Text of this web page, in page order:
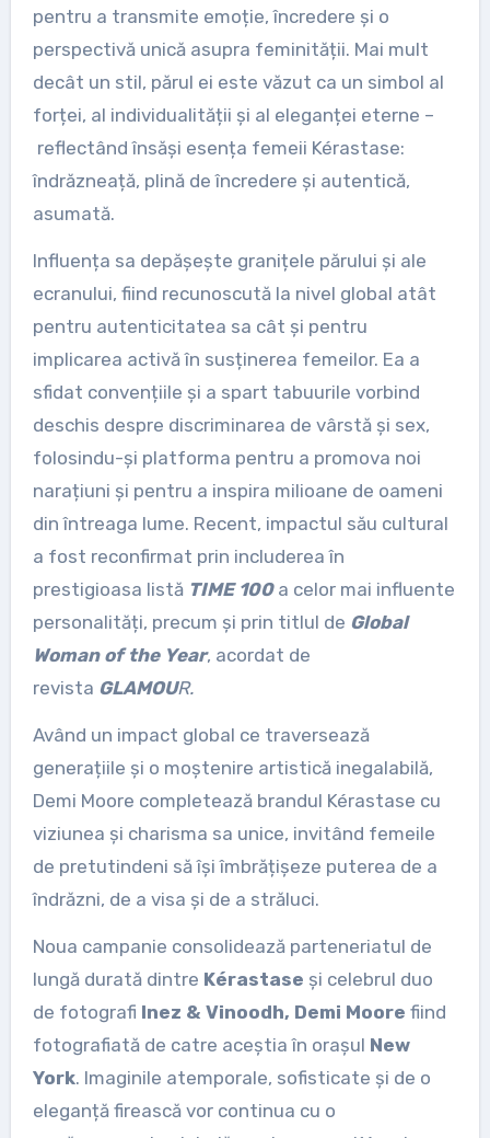
pentru a transmite emoție, încredere și o
perspectivă unică asupra feminității. Mai mult
decât un stil, părul ei este văzut ca un simbol al
forței, al individualității și al eleganței eterne –
reflectând însăși esența femeii Kérastase:
îndrăzneață, plină de încredere și autentică,
asumată.
Influența sa depășește granițele părului și ale
ecranului, fiind recunoscută la nivel global atât
pentru autenticitatea sa cât și pentru
implicarea activă în susținerea femeilor. Ea a
sfidat convențiile și a spart tabuurile vorbind
deschis despre discriminarea de vârstă și sex,
folosindu-și platforma pentru a promova noi
narațiuni și pentru a inspira milioane de oameni
din întreaga lume. Recent, impactul său cultural
a fost reconfirmat prin includerea în
prestigioasa listă TIME 100a celor mai influente
personalități, precum și prin titlul de Global
Woman of the Year, acordat de
revista GLAMOUR.
Având un impact global ce traversează
generațiile și o moștenire artistică inegalabilă,
Demi Moore completează brandul Kérastase cu
viziunea și charisma sa unice, invitând femeile
de pretutindeni să își îmbrățișeze puterea de a
îndrăzni, de a visa și de a străluci.
Noua campanie consolidează parteneriatul de
lungă durată dintre Kérastase și celebrul duo
de fotografi Inez & Vinoodh, Demi Moore fiind
fotografiată de catre aceștia în orașul New
York. Imaginile atemporale, sofisticate și de o
eleganță firească vor continua cu o